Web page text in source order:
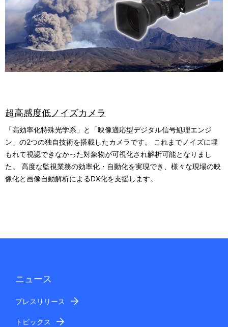
「高効率化特殊光学系」と「映像適応型デジタル信号処理エンジ
ン」の2つの独自技術を搭載したカメラです。 これまでノイズに埋
もれて視認できなかった対象物が可視化され解析可能となりまし
た。 高度な監視業務の効率化・自動化を実現でき、様々な現場の映
像化と画像自動解析によるDX化を支援します。
超高感度低ノイズカメラ
ニュース
プレスリリース
トピックス